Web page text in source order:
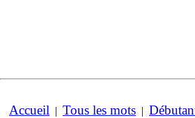
Accueil | Tous les mots |